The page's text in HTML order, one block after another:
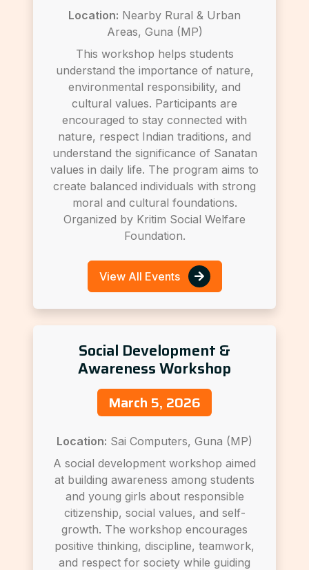
Location: Nearby Rural & Urban
Areas, Guna (MP)
This workshop helps students
understand the importance of nature,
environmental responsibility, and
cultural values. Participants are
encouraged to stay connected with
nature, respect Indian traditions, and
understand the significance of Sanatan
values in daily life. The program aims to
create balanced individuals with strong
moral and cultural foundations.
Organized by Kritim Social Welfare
Foundation.
View All Events
Social Development &
Awareness Workshop
March 5, 2026
Location: Sai Computers, Guna (MP)
A social development workshop aimed
at building awareness among students
and young girls about responsible
citizenship, social values, and self-
growth. The workshop encourages
positive thinking, discipline, teamwork,
and respect for society while guiding